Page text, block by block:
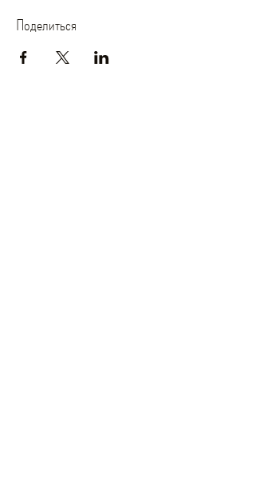
Поделиться